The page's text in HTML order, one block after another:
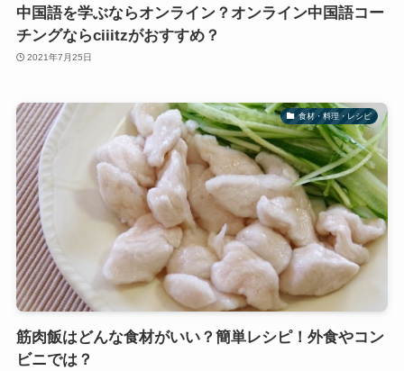
中国語を学ぶならオンライン？オンライン中国語コー
チングならciiitzがおすすめ？
2021年7月25日
食材・料理・レシピ
筋肉飯はどんな食材がいい？簡単レシピ！外食やコン
ビニでは？